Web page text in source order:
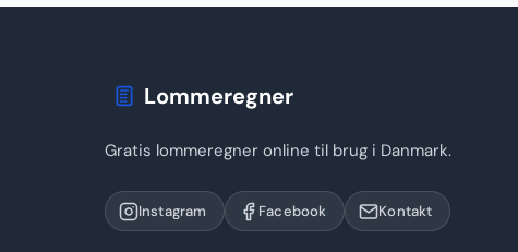
Lommeregner
Gratis lommeregner online til brug i Danmark.
Instagram Facebook Kontakt